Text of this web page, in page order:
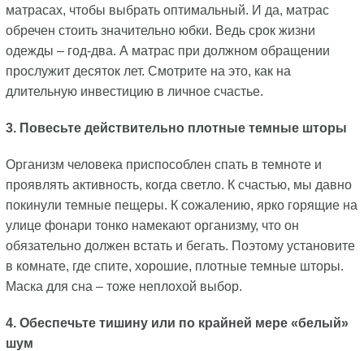
матрасах, чтобы выбрать оптимальный. И да, матрас
обречен стоить значительно юбки. Ведь срок жизни
одежды – год-два. А матрас при должном обращении
прослужит десяток лет. Смотрите на это, как на
длительную инвестицию в личное счастье.
3. Повесьте действительно плотные темные шторы
Организм человека приспособлен спать в темноте и
проявлять активность, когда светло. К счастью, мы давно
покинули темные пещеры. К сожалению, ярко горящие на
улице фонари тонко намекают организму, что он
обязательно должен встать и бегать. Поэтому установите
в комнате, где спите, хорошие, плотные темные шторы.
Маска для сна – тоже неплохой выбор.
4. Обеспечьте тишину или по крайней мере «белый»
шум